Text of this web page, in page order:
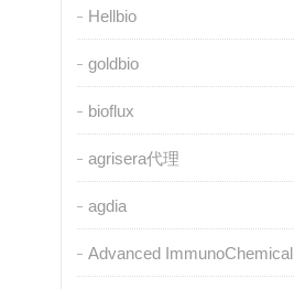
Hellbio
goldbio
bioflux
agrisera代理
agdia
Advanced ImmunoChemical